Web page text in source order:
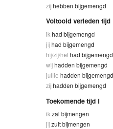
zijhebben bijgemengd
Voltooid verleden tijd
ik had bijgemengd
jijhad bijgemengd
hij/zij/hethad bijgemengd
wijhadden bijgemengd
jullie hadden bijgemengd
zijhadden bijgemengd
Toekomende tijd I
ik zal bijmengen
jijzult bijmengen